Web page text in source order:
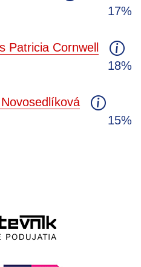
17%
Patricia Cornwell
18%
15%